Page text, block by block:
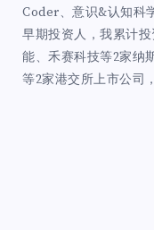
Coder、意识&认知科
早期投资人，我累计
能、禾赛科技等2家纳
等2家港交所上市公司